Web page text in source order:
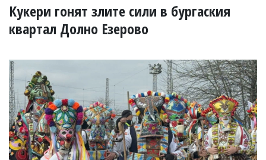
В
УКРАЙНА
РАЗСЛЕДВАНЕ
БИЗНЕС
ЮГ
Управители:
Веселин
Василев,
Кукери гонят злите сили в бургаския
квартал Долно Езерово